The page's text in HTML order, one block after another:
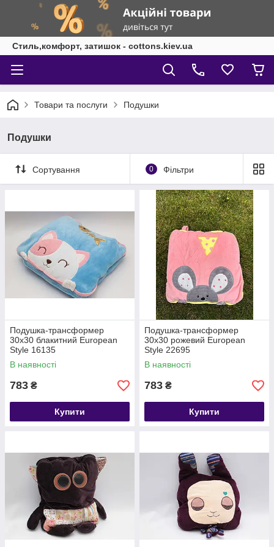
Стиль,комфорт, затишок - cottons.kiev.ua
Товари та послуги Подушки
Подушки
Сортування 0 Фільтри
Подушка-трансформер
30х30 блакитний European
Style 16135
В наявності
783 ₴
Купити
Подушка-трансформер
30х30 рожевий European
Style 22695
В наявності
783 ₴
Купити